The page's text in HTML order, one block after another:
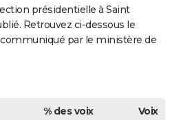
présidentielle à Saint
Retrouvez ci-dessous le
par le ministère de
% des voix
Voix